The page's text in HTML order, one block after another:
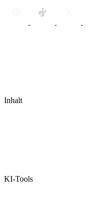
Inhalt
KI-Tools